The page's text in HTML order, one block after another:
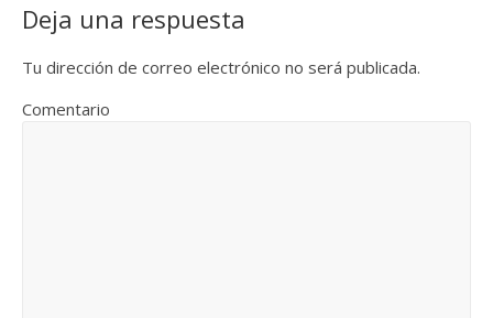
Deja una respuesta
Tu dirección de correo electrónico no será publicada.
Comentario